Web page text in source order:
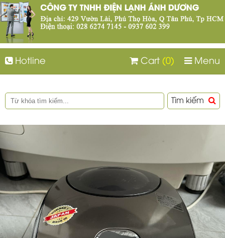
Hotline Menu
Cart (0)
Tìm kiếm